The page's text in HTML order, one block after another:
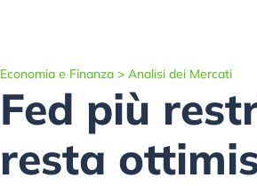
Economia e Finanza > Analisi dei Mercati
Fed più
resta